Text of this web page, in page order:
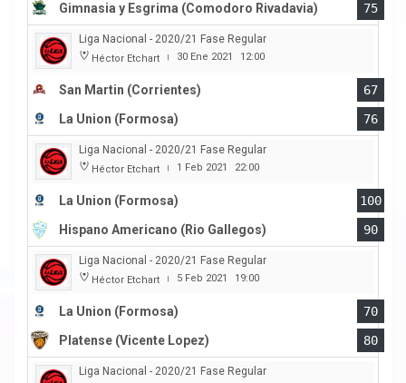
Gimnasia y Esgrima (Comodoro Rivadavia)
75
Liga Nacional - 2020/21 Fase Regular
Héctor Etchart | 30 Ene 2021 12:00
San Martin (Corrientes)
67
La Union (Formosa)
76
Liga Nacional - 2020/21 Fase Regular
Héctor Etchart | 1 Feb 2021 22:00
La Union (Formosa)
100
Hispano Americano (Rio Gallegos)
90
Liga Nacional - 2020/21 Fase Regular
Héctor Etchart | 5 Feb 2021 19:00
La Union (Formosa)
70
Platense (Vicente Lopez)
80
Liga Nacional - 2020/21 Fase Regular